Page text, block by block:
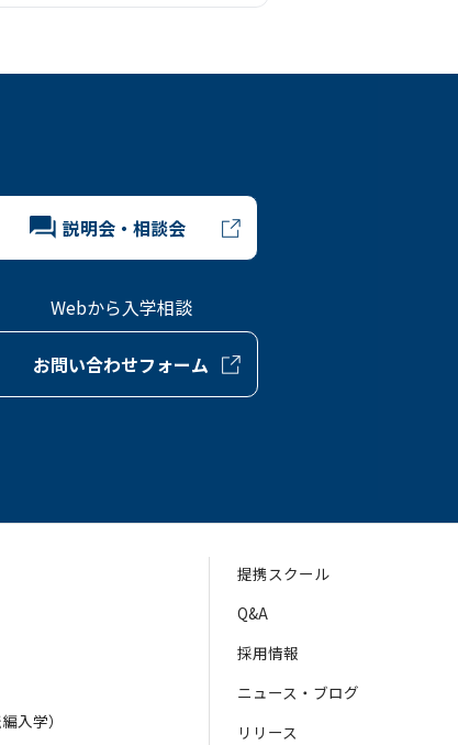
説明会・相談会
Webから入学相談
お問い合わせフォーム
入学）
提携スクール
Q&A
採用情報
ニュース・ブログ
リリース